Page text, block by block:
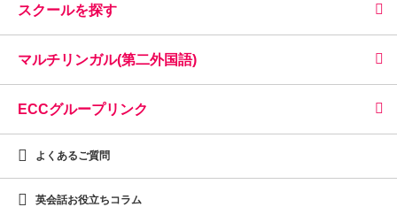
スクールを探す
マルチリンガル(第二外国語)
ECCグループリンク
よくあるご質問
英会話お役立ちコラム